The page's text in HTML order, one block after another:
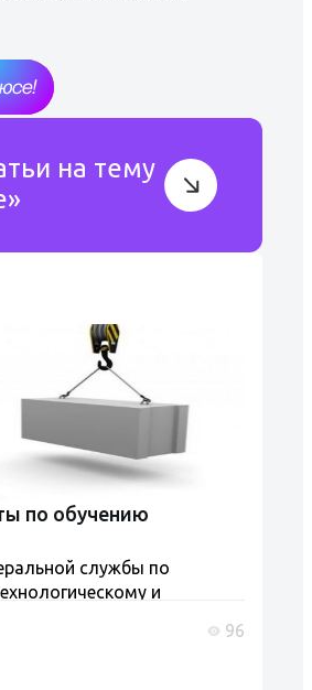
на тему
по обучению
службы по
и
(обучение и проверка 96